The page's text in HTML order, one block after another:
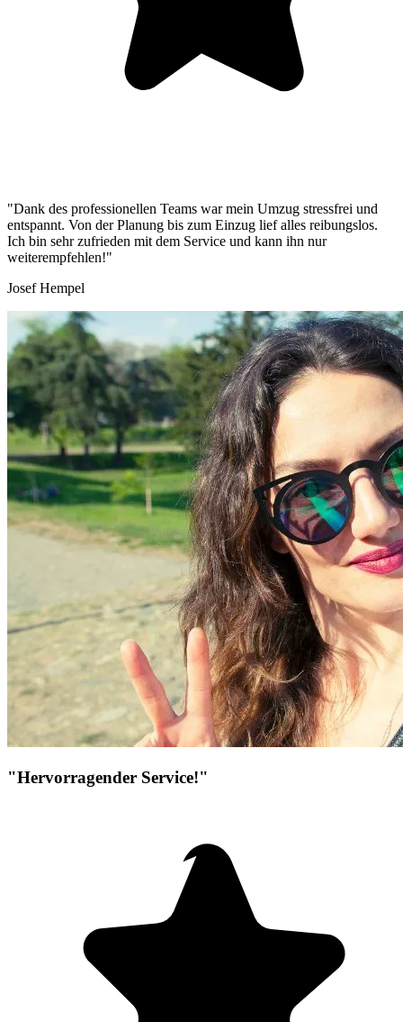
"Dank des professionellen Teams war mein Umzug stressfrei und
entspannt. Von der Planung bis zum Einzug lief alles reibungslos.
Ich bin sehr zufrieden mit dem Service und kann ihn nur
weiterempfehlen!"
Josef Hempel
"Hervorragender Service!"